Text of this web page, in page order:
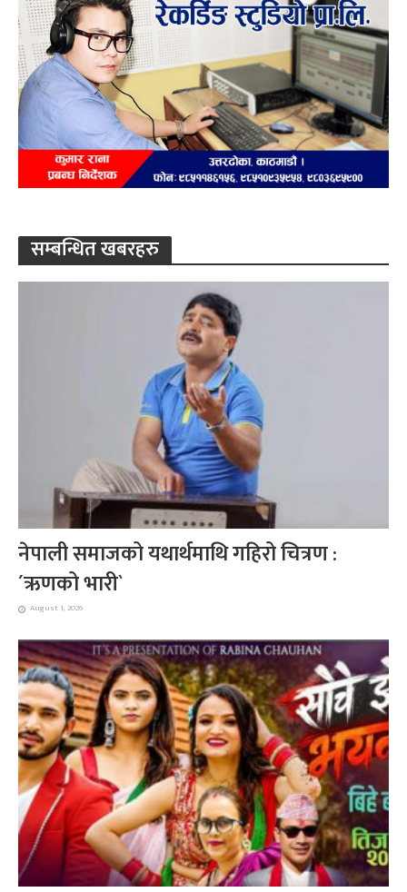
सम्बन्धित खबरहरु
नेपाली समाजको यथार्थमाथि गहिरो चित्रण :
´ऋणको भारी`
August 1, 2026